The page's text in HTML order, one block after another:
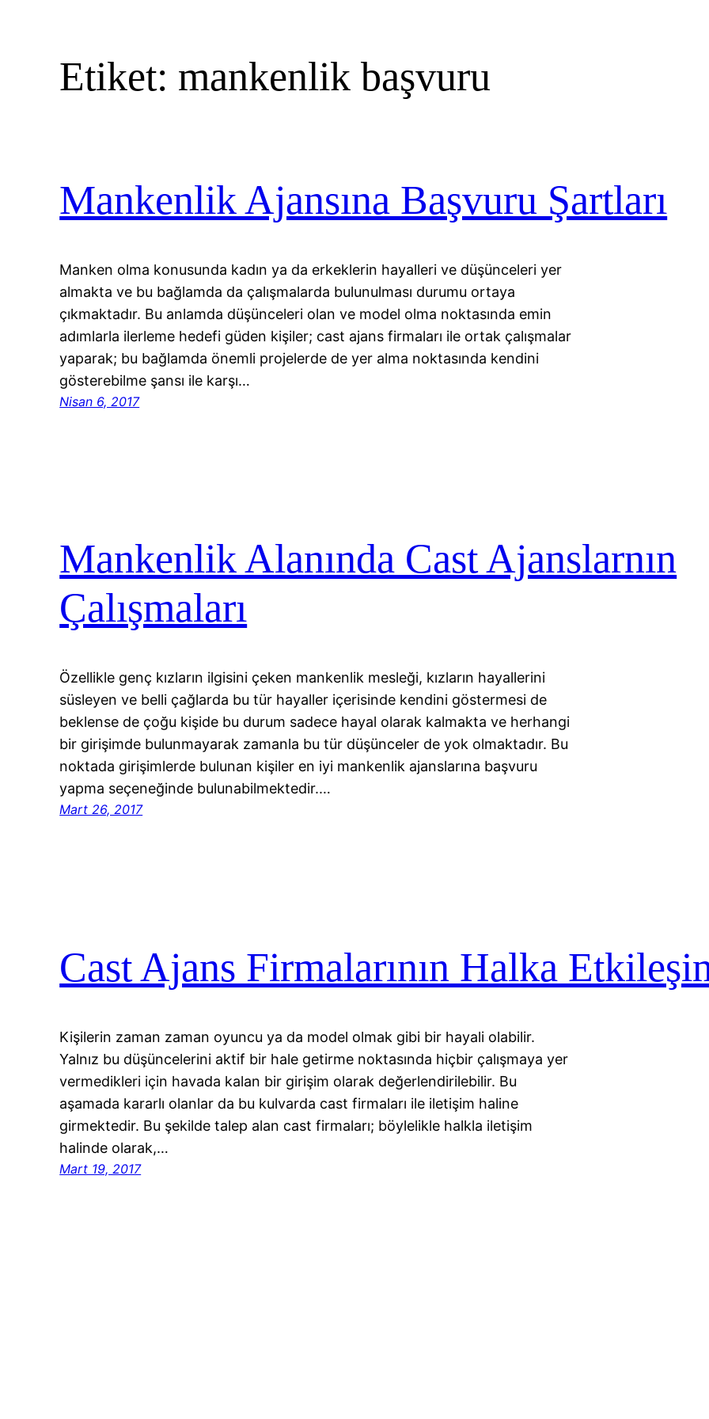
Etiket: mankenlik başvuru
Mankenlik Ajansına Başvuru Şartları
Manken olma konusunda kadın ya da erkeklerin hayalleri ve düşünceleri yer
almakta ve bu bağlamda da çalışmalarda bulunulması durumu ortaya
çıkmaktadır. Bu anlamda düşünceleri olan ve model olma noktasında emin
adımlarla ilerleme hedefi güden kişiler; cast ajans firmaları ile ortak çalışmalar
yaparak; bu bağlamda önemli projelerde de yer alma noktasında kendini
gösterebilme şansı ile karşı…
Nisan 6, 2017
Mankenlik Alanında Cast Ajanslarnın
Çalışmaları
Özellikle genç kızların ilgisini çeken mankenlik mesleği, kızların hayallerini
süsleyen ve belli çağlarda bu tür hayaller içerisinde kendini göstermesi de
beklense de çoğu kişide bu durum sadece hayal olarak kalmakta ve herhangi
bir girişimde bulunmayarak zamanla bu tür düşünceler de yok olmaktadır. Bu
noktada girişimlerde bulunan kişiler en iyi mankenlik ajanslarına başvuru
yapma seçeneğinde bulunabilmektedir.…
Mart 26, 2017
Cast Ajans Firmalarının Halka
Kişilerin zaman zaman oyuncu ya da model olmak gibi bir hayali olabilir.
Yalnız bu düşüncelerini aktif bir hale getirme noktasında hiçbir çalışmaya yer
vermedikleri için havada kalan bir girişim olarak değerlendirilebilir. Bu
aşamada kararlı olanlar da bu kulvarda cast firmaları ile iletişim haline
girmektedir. Bu şekilde talep alan cast firmaları; böylelikle halkla iletişim
halinde olarak,…
Mart 19, 2017